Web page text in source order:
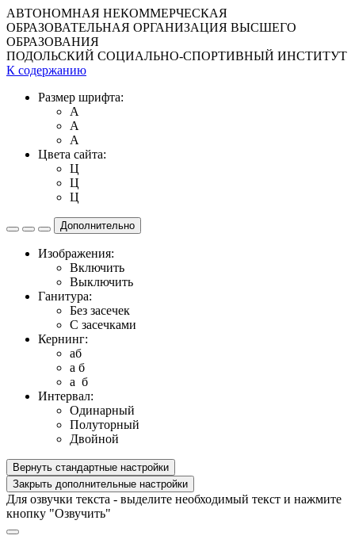
АВТОНОМНАЯ НЕКОММЕРЧЕСКАЯ
ОБРАЗОВАТЕЛЬНАЯ ОРГАНИЗАЦИЯ ВЫСШЕГО
ОБРАЗОВАНИЯ
ПОДОЛЬСКИЙ СОЦИАЛЬНО-СПОРТИВНЫЙ ИНСТИТУТ
К содержанию
Размер шрифта:
A
A
A
Цвета сайта:
Ц
Ц
Ц
Дополнительно
Изображения:
Включить
Выключить
Ганитура:
Без засечек
С засечками
Кернинг:
aб
a б
a б
Интервал:
Одинарный
Полуторный
Двойной
Вернуть стандартные настройки
Закрыть дополнительные настройки
Для озвучки текста - выделите необходимый текст и нажмите
кнопку "Озвучить"